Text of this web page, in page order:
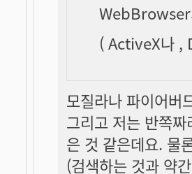
WebBrowser
( ActiveX나 ,
모질라나 파이어버
그리고 저는 반쪽
은 것 같은데요. 물
(검색하는 것과 약